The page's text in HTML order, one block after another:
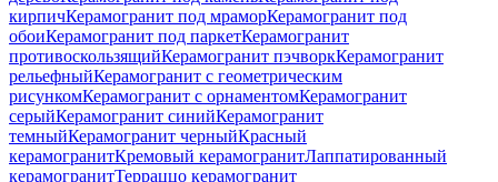
кирпичКерамогранит под мраморКерамогранит под
обоиКерамогранит под паркетКерамогранит
противоскользящийКерамогранит пэчворкКерамогранит
рельефныйКерамогранит с геометрическим
рисункомКерамогранит с орнаментомКерамогранит
серыйКерамогранит синийКерамогранит
темныйКерамогранит черныйКрасный
керамогранитКремовый керамогранитЛаппатированный
керамогранитТерраццо керамогранит